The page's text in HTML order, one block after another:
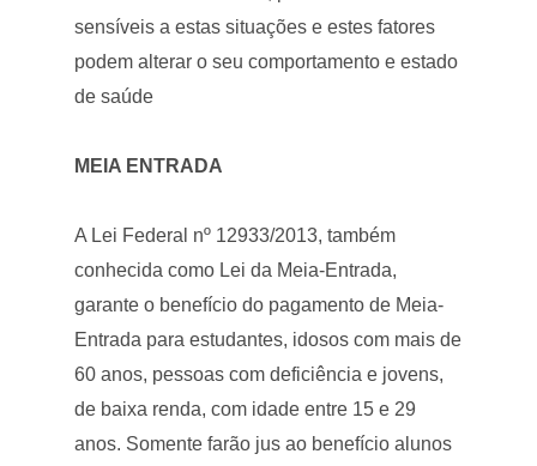
sensíveis a estas situações e estes fatores
podem alterar o seu comportamento e estado
de saúde
MEIA ENTRADA
A Lei Federal nº 12933/2013, também
conhecida como Lei da Meia-Entrada,
garante o benefício do pagamento de Meia-
Entrada para estudantes, idosos com mais de
60 anos, pessoas com deficiência e jovens,
de baixa renda, com idade entre 15 e 29
anos. Somente farão jus ao benefício alunos